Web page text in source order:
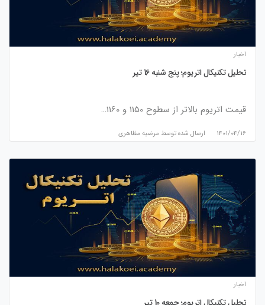
اخبار
تحلیل تکنیکال اتریوم؛ پنج شنبه 16 تیر
قیمت اتریوم بالاتر از سطوح 1150 و 1160…
۱۴۰۱/۰۴/۱۶ ارسال شده توسط مرضیه مظاهری
اخبار